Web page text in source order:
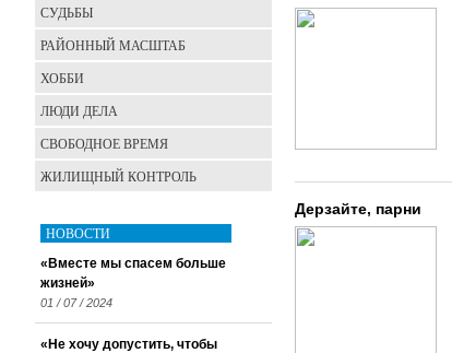
Дерзайте, парни
СУДЬБЫ
РАЙОННЫЙ МАСШТАБ
ХОББИ
ЛЮДИ ДЕЛА
СВОБОДНОЕ ВРЕМЯ
ЖИЛИЩНЫЙ КОНТРОЛЬ
НОВОСТИ
«Вместе мы спасем больше
жизней»
01 / 07 / 2024
«Не хочу допустить, чтобы